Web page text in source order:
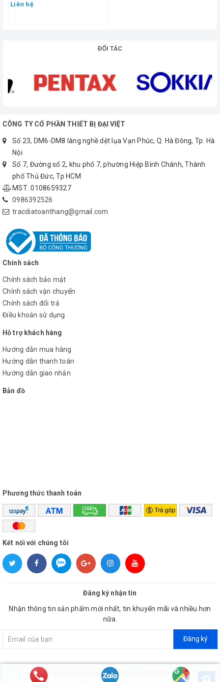
Liên hệ
ĐỐI TÁC
CÔNG TY CỔ PHẦN THIẾT BỊ ĐẠI VIỆT
Số 23, DM6-DM8 làng nghề dệt lụa Vạn Phúc, Q. Hà Đông, Tp. Hà
Nội
Số 7, Đường số 2, khu phố 7, phường Hiệp Bình Chánh, Thành
phố Thủ Đức, Tp HCM
MST: 0108659327
0986392526
tracdiatoanthang@gmail.com
Chính sách
Chính sách bảo mật
Chính sách vận chuyển
Chính sách đổi trả
Điều khoản sử dụng
Hỗ trợ khách hàng
Hướng dẫn mua hàng
Hướng dẫn thanh toán
Hướng dẫn giao nhận
Bản đồ
Phương thức thanh toán
Kết nối với chúng tôi
Đăng ký nhận tin
Nhận thông tin sản phẩm mới nhất, tin khuyến mãi và nhiều hơn
nữa.
Đăng ký
© Bản quyền thuộc về
Công ty Cổ phần Thiết bị Đại Việt